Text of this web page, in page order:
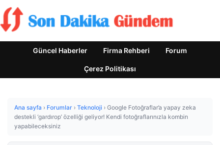
Güncel Haberler Firma Rehberi Forum
Çerez Politikası
Ana sayfa › Forumlar › Teknoloji › Google Fotoğraflar’a yapay zeka
destekli ‘gardırop’ özelliği geliyor! Kendi fotoğraflarınızla kombin
yapabileceksiniz